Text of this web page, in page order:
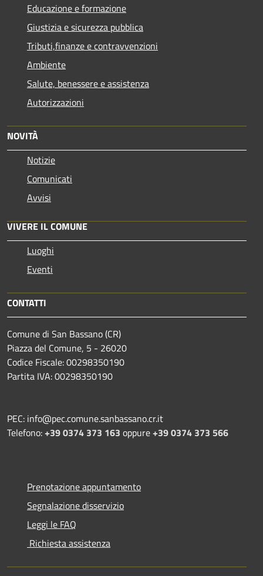
Educazione e formazione
Giustizia e sicurezza pubblica
Tributi,finanze e contravvenzioni
Ambiente
Salute, benessere e assistenza
Autorizzazioni
NOVITÀ
Notizie
Comunicati
Avvisi
VIVERE IL COMUNE
Luoghi
Eventi
CONTATTI
Comune di San Bassano (CR)
Piazza del Comune, 5 - 26020
Codice Fiscale: 00298350190
Partita IVA: 00298350190
PEC: info@pec.comune.sanbassano.cr.it
Telefono:+39 0374 373 163 oppure+39 0374 373 566
Prenotazione appuntamento
Segnalazione disservizio
Leggi le FAQ
Richiesta assistenza